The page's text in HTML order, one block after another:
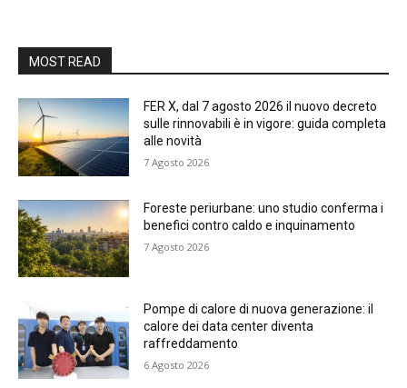
MOST READ
FER X, dal 7 agosto 2026 il nuovo decreto
sulle rinnovabili è in vigore: guida completa
alle novità
7 Agosto 2026
Foreste periurbane: uno studio conferma i
benefici contro caldo e inquinamento
7 Agosto 2026
Pompe di calore di nuova generazione: il
calore dei data center diventa
raffreddamento
6 Agosto 2026